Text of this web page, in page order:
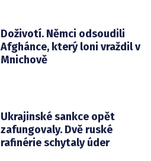
Doživotí. Němci odsoudili
Afghánce, který loni vraždil v
Mnichově
Ukrajinské sankce opět
zafungovaly. Dvě ruské
rafinérie schytaly úder